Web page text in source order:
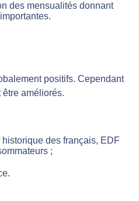
des mensualités donnant
positifs. Cependant
améliorés.
des français, EDF
;